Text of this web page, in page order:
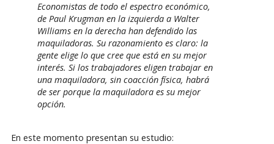
Economistas de todo el espectro económico,
de Paul Krugman en la izquierda a Walter
Williams en la derecha han defendido las
maquiladoras. Su razonamiento es claro: la
gente elige lo que cree que está en su mejor
interés. Si los trabajadores eligen trabajar en
una maquiladora, sin coacción física, habrá
de ser porque la maquiladora es su mejor
opción.
En este momento presentan su estudio: